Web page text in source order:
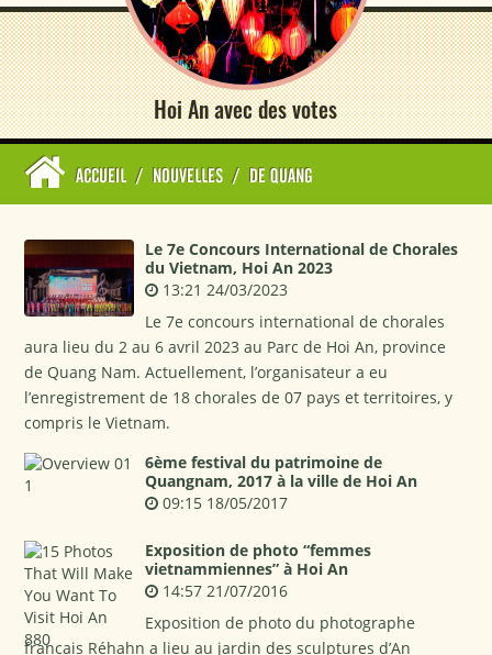
Hoi An avec des votes
ACCUEIL / NOUVELLES / DE QUANG
Le 7e Concours International de Chorales
du Vietnam, Hoi An 2023
13:21 24/03/2023
Le 7e concours international de chorales
aura lieu du 2 au 6 avril 2023 au Parc de Hoi An, province
de Quang Nam. Actuellement, l’organisateur a eu
l’enregistrement de 18 chorales de 07 pays et territoires, y
compris le Vietnam.
6ème festival du patrimoine de
Quangnam, 2017 à la ville de Hoi An
09:15 18/05/2017
Exposition de photo “femmes
vietnammiennes” à Hoi An
14:57 21/07/2016
Exposition de photo du photographe
francais Réhahn a lieu au jardin des sculptures d’An